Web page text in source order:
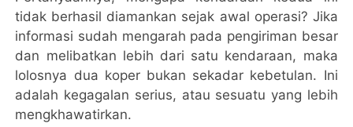
tidak berhasil diamankan sejak awal operasi? Jika
informasi sudah mengarah pada pengiriman besar
dan melibatkan lebih dari satu kendaraan, maka
lolosnya dua koper bukan sekadar kebetulan. Ini
adalah kegagalan serius, atau sesuatu yang lebih
mengkhawatirkan.